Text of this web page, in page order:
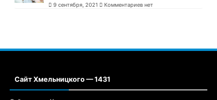
9 сентября, 2021 Комментариев нет
Сайт Хмельницкого — 1431